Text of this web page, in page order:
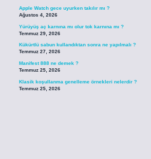
Apple Watch gece uyurken takılır mı ?
Ağustos 4, 2026
Yürüyüş aç karnına mı olur tok karnına mı ?
Temmuz 29, 2026
Kükürtlü sabun kullandıktan sonra ne yapılmalı ?
Temmuz 27, 2026
Manifest 888 ne demek ?
Temmuz 25, 2026
Klasik koşullanma genelleme örnekleri nelerdir ?
Temmuz 25, 2026